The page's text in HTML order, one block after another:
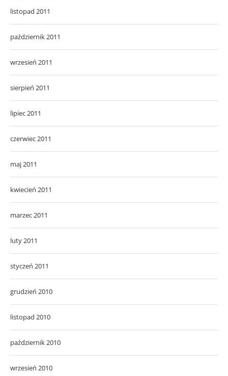
listopad 2011
październik 2011
wrzesień 2011
sierpień 2011
lipiec 2011
czerwiec 2011
maj 2011
kwiecień 2011
marzec 2011
luty 2011
styczeń 2011
grudzień 2010
listopad 2010
październik 2010
wrzesień 2010